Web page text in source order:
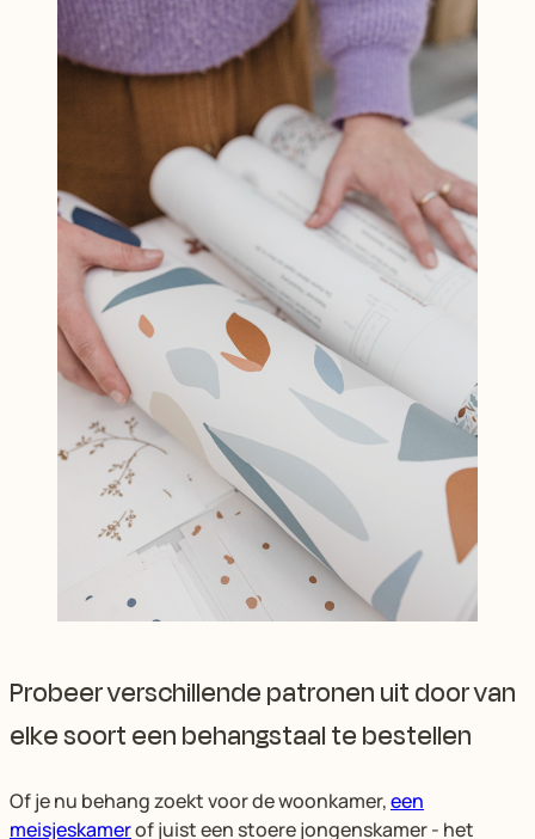
Probeer verschillende patronen uit door van
elke soort een behangstaal te bestellen
Of je nu behang zoekt voor de woonkamer,een
meisjeskamerof juist een stoere jongenskamer - het